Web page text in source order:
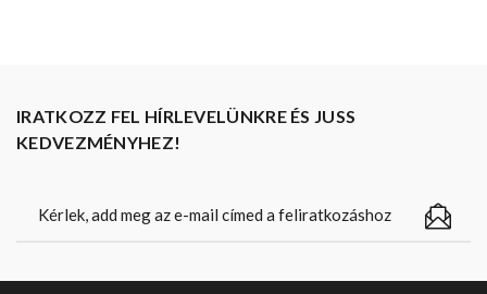
IRATKOZZ FEL HÍRLEVELÜNKRE ÉS JUSS
KEDVEZMÉNYHEZ!